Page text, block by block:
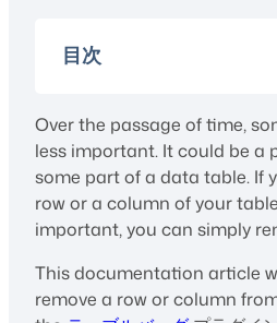
目次
Over the passage of time,
less important. It could be a
some part of a data table. If
row or a column of your
important, you can simply
This documentation article
remove a row or column